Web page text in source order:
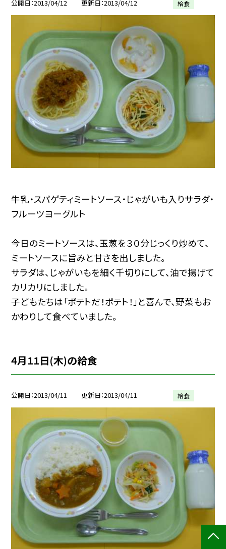
公開日 2013/04/12 更新日 2013/04/12 給食
牛乳・スパゲティミートソース・じゃがいも入りサラダ・
フルーツヨーグルト
今日のミートソースは、玉葱を３０分じっくり炒めて、
ミートソースに旨みと甘さを出しました。
サラダは、じゃがいもを細く千切りにして、油で揚げて
カリカリにしました。
子どもたちは「ポテトだ！ポテト！」と喜んで、野菜もお
かわりして食べていました。
4月11日(木)の給食
公開日 2013/04/11 更新日 2013/04/11 給食